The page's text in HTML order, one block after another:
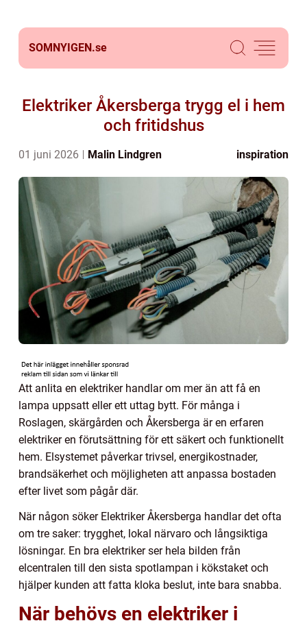
SOMNYIGEN.se
Elektriker Åkersberga trygg el i hem
och fritidshus
01 juni 2026 Malin Lindgren inspiration
Att anlita en elektriker handlar om mer än att få en
lampa uppsatt eller ett uttag bytt. För många i
Roslagen, skärgården och Åkersberga är en erfaren
elektriker en förutsättning för ett säkert och funktionellt
hem. Elsystemet påverkar trivsel, energikostnader,
brandsäkerhet och möjligheten att anpassa bostaden
efter livet som pågår där.
När någon söker Elektriker Åkersberga handlar det ofta
om tre saker: trygghet, lokal närvaro och långsiktiga
lösningar. En bra elektriker ser hela bilden från
elcentralen till den sista spotlampan i kökstaket och
hjälper kunden att fatta kloka beslut, inte bara snabba.
När behövs en elektriker i